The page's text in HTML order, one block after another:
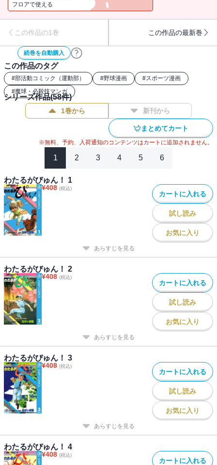
フロアで使える
この作品の1巻 この作品の最新巻
続巻を自動購入
この作品のタグ
#部活動コミック（運動部） #野球漫画 #スポーツ漫画
#魔球・必殺技マンガ
シリーズ作品(58件)
1巻から 新刊から
まとめてカート
※無料、予約、入荷通知のコンテンツはカートに追加されません。
1 2 3 4 5 6
わたるがぴゅん！ 1
¥408 (税込)
カートに入れる
試し読み
お気に入り
あらすじを見る
わたるがぴゅん！ 2
¥408 (税込)
カートに入れる
試し読み
お気に入り
あらすじを見る
わたるがぴゅん！ 3
¥408 (税込)
カートに入れる
試し読み
お気に入り
あらすじを見る
わたるがぴゅん！ 4
¥408 (税込)
カートに入れる